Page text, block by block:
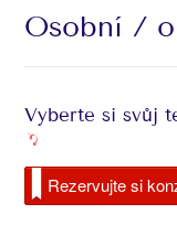
Osobní /
Vyberte si svůj
Rezervujte si